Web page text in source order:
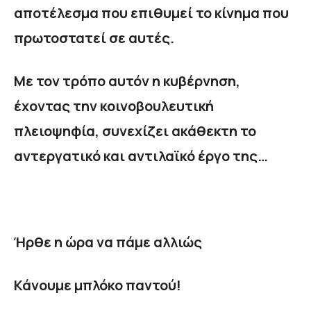
αποτέλεσμα που επιθυμεί το κίνημα που
πρωτοστατεί σε αυτές.
Με τον τρόπο αυτόν η κυβέρνηση,
έχοντας την κοινοβουλευτική
πλειοψηφία, συνεχίζει ακάθεκτη το
αντεργατικό και αντιλαϊκό έργο της…
Ήρθε η ώρα να πάμε αλλιώς
Κάνουμε μπλόκο παντού!